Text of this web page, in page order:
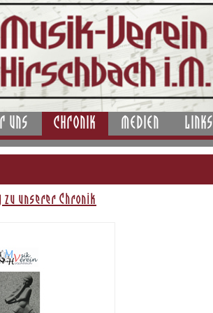
UNS CHRONIK MEDIEN LINKS
zu unserer Chronik